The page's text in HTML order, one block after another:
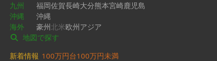
九州
福岡佐賀長崎大分熊本宮崎鹿児島
沖縄
沖縄
海外
豪州北米欧州アジア
地図で探す
新着情報 100万円台100万円未満